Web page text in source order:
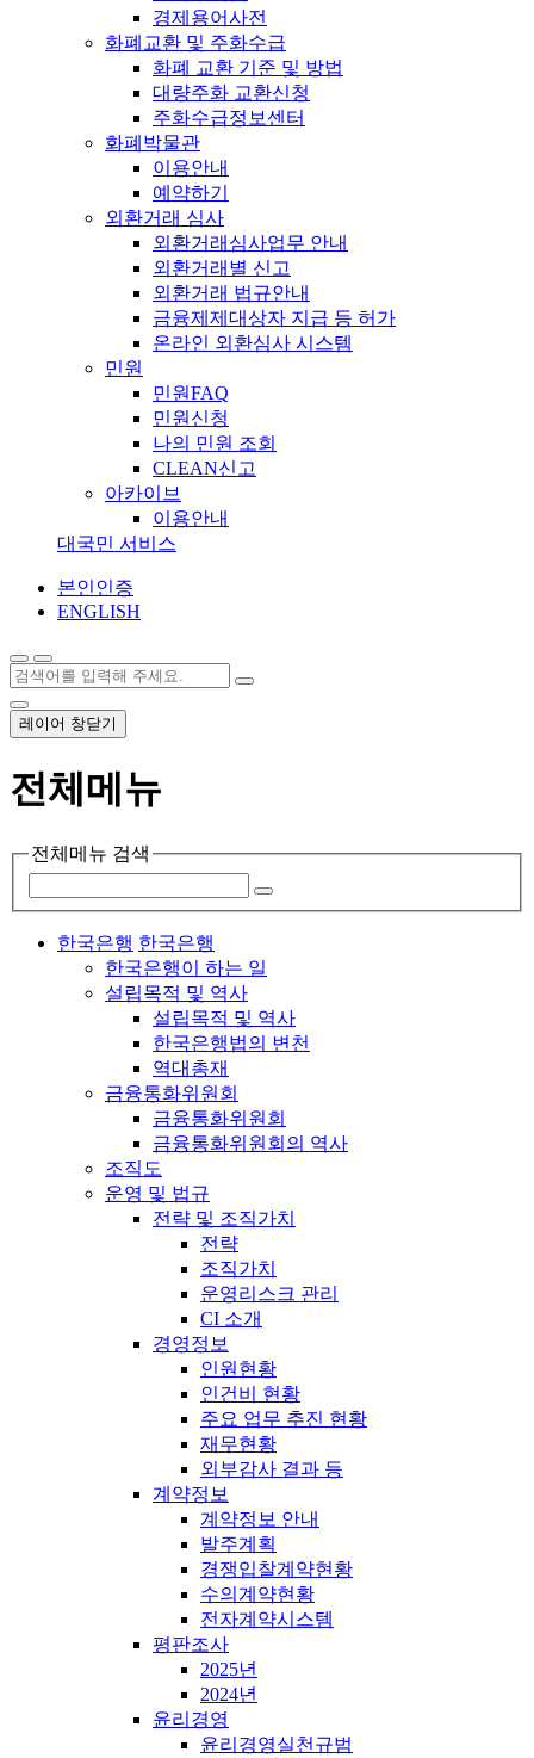
경제용어사전
화폐교환 및 주화수급
화폐 교환 기준 및 방법
대량주화 교환신청
주화수급정보센터
화폐박물관
이용안내
예약하기
외환거래 심사
외환거래심사업무 안내
외환거래별 신고
외환거래 법규안내
금융제제대상자 지급 등 허가
온라인 외환심사 시스템
민원
민원FAQ
민원신청
나의 민원 조회
CLEAN신고
아카이브
이용안내
대국민 서비스
본인인증
ENGLISH
레이어 창닫기
전체메뉴
전체메뉴 검색
한국은행 한국은행
한국은행이 하는 일
설립목적 및 역사
설립목적 및 역사
한국은행법의 변천
역대총재
금융통화위원회
금융통화위원회
금융통화위원회의 역사
조직도
운영 및 법규
전략 및 조직가치
전략
조직가치
운영리스크 관리
CI 소개
경영정보
인원현황
인건비 현황
주요 업무 추진 현황
재무현황
외부감사 결과 등
계약정보
계약정보 안내
발주계획
경쟁입찰계약현황
수의계약현황
전자계약시스템
평판조사
2025년
2024년
윤리경영
윤리경영실천규범